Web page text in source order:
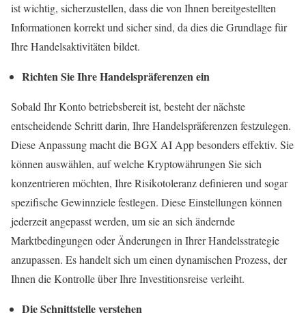
ist wichtig, sicherzustellen, dass die von Ihnen bereitgestellten
Informationen korrekt und sicher sind, da dies die Grundlage für
Ihre Handelsaktivitäten bildet.
Richten Sie Ihre Handelspräferenzen ein
Sobald Ihr Konto betriebsbereit ist, besteht der nächste
entscheidende Schritt darin, Ihre Handelspräferenzen festzulegen.
Diese Anpassung macht die BGX AI App besonders effektiv. Sie
können auswählen, auf welche Kryptowährungen Sie sich
konzentrieren möchten, Ihre Risikotoleranz definieren und sogar
spezifische Gewinnziele festlegen. Diese Einstellungen können
jederzeit angepasst werden, um sie an sich ändernde
Marktbedingungen oder Änderungen in Ihrer Handelsstrategie
anzupassen. Es handelt sich um einen dynamischen Prozess, der
Ihnen die Kontrolle über Ihre Investitionsreise verleiht.
Die Schnittstelle verstehen